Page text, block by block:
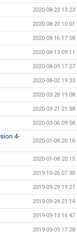
2020-08-23 13:23
2020-08-20 10:01
2020-08-16 17:58
2020-08-13 09:11
2020-08-09 17:27
2020-08-02 19:33
2020-03-28 19:08
2020-03-21 21:38
2020-03-06 09:58
4-
2020-01-08 20:16
2020-01-08 20:15
2019-10-26 07:30
2019-09-29 19:27
2019-09-24 21:14
2019-09-13 16:47
2019-09-09 17:28